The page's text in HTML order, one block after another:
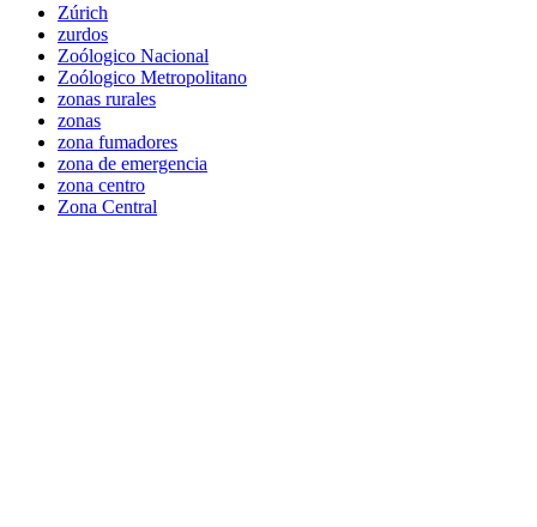
Zúrich
zurdos
Zoólogico Nacional
Zoólogico Metropolitano
zonas rurales
zonas
zona fumadores
zona de emergencia
zona centro
Zona Central